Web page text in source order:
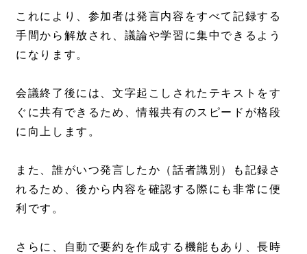
これにより、参加者は発言内容をすべて記録する
手間から解放され、議論や学習に集中できるよう
になります。
会議終了後には、文字起こしされたテキストをす
ぐに共有できるため、情報共有のスピードが格段
に向上します。
また、誰がいつ発言したか（話者識別）も記録さ
れるため、後から内容を確認する際にも非常に便
利です。
さらに、自動で要約を作成する機能もあり、長時